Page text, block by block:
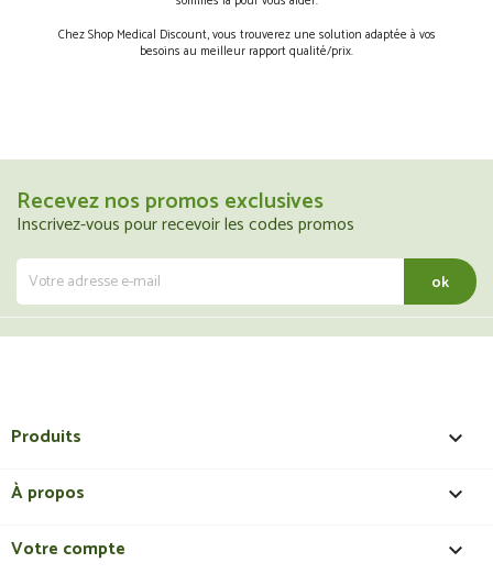
Chez Shop Medical Discount, vous trouverez une solution adaptée à vos
besoins au meilleur rapport qualité/prix.
Recevez nos promos exclusives
Inscrivez-vous pour recevoir les codes promos
Produits 
À propos 
Votre compte 